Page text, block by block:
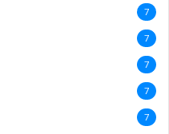
7
7
7
7
7